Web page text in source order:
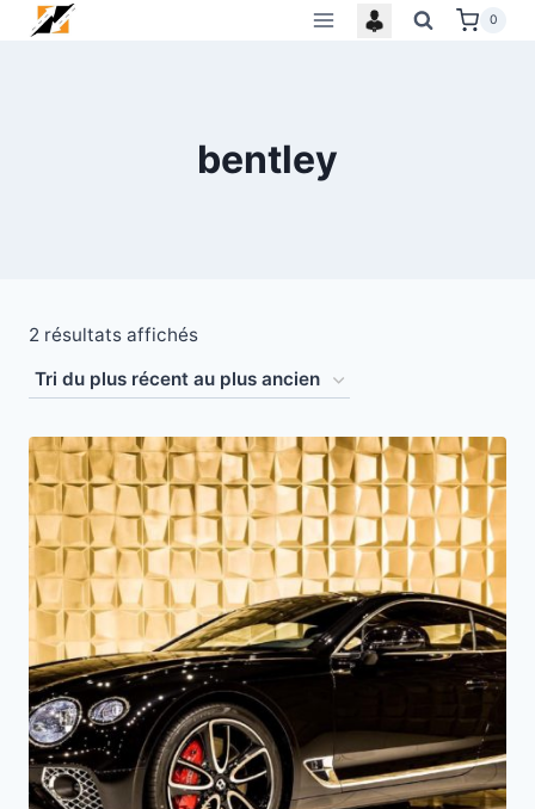
Skip
0
bentley
2 résultats affichésTrié
du
plus
récent
au
plus
ancien